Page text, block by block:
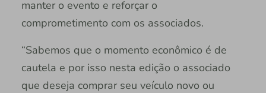
manter o evento e reforçar o
comprometimento com os associados.
“Sabemos que o momento econômico é de
cautela e por isso nesta edição o associado
que deseja comprar seu veículo novo ou